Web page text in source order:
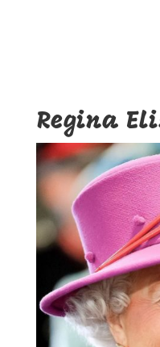
Regina